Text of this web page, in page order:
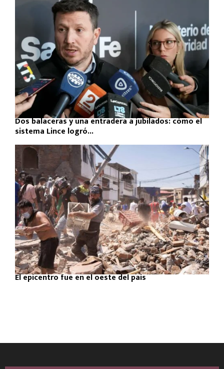
Dos balaceras y una entradera a jubilados: cómo el
sistema Lince logró...
El epicentro fue en el oeste del país